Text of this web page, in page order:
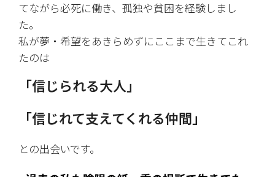
てながら必死に働き、孤独や貧困を経験しまし
た。
私が夢・希望をあきらめずにここまで生きてこれ
たのは
「信じられる大人」
「信じれて支えてくれる仲間」
との出会いです。